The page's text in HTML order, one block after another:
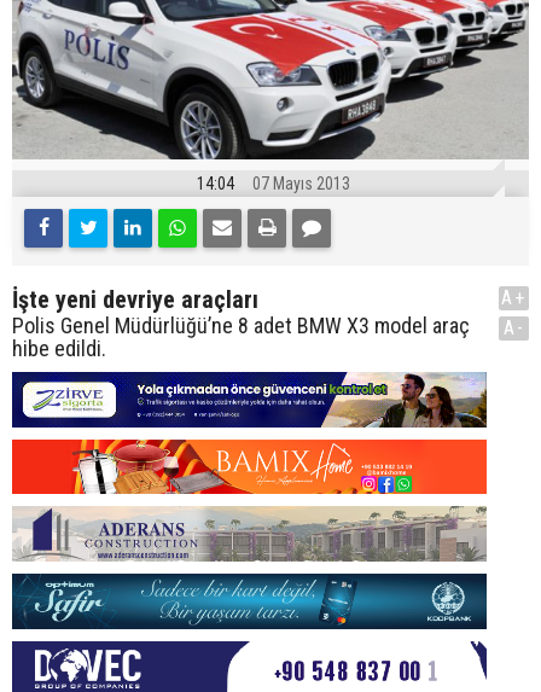
14:04 07 Mayıs 2013
İşte yeni devriye araçları
Polis Genel Müdürlüğü’ne 8 adet BMW X3 model araç
hibe edildi.
A+
A-